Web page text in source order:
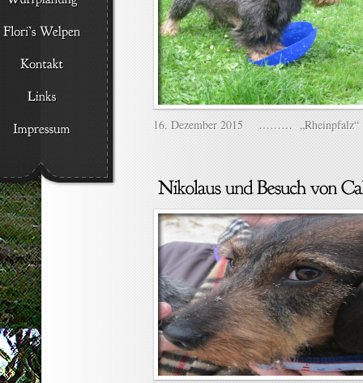
16. Dezember 2015 ………